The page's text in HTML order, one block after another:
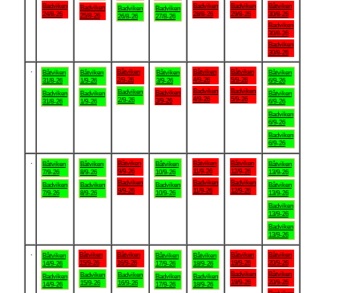
Badviken
24/8-26
Badviken
25/8-26
Badviken
26/8-26
Badviken
27/8-26
Badviken
28/8-26
Badviken
29/8-26
Båtviken
30/8-26
Badviken
30/8-26
Badviken
30/8-26
Båtviken
31/8-26
Badviken
31/8-26
Båtviken
1/9-26
Badviken
1/9-26
Båtviken
2/9-26
Badviken
2/9-26
Båtviken
3/9-26
Badviken
3/9-26
Båtviken
4/9-26
Badviken
4/9-26
Båtviken
5/9-26
Badviken
5/9-26
Båtviken
6/9-26
Båtviken
6/9-26
Badviken
6/9-26
Badviken
6/9-26
Båtviken
7/9-26
Badviken
7/9-26
Båtviken
8/9-26
Badviken
8/9-26
Båtviken
9/9-26
Badviken
9/9-26
Båtviken
10/9-26
Badviken
10/9-26
Båtviken
11/9-26
Badviken
11/9-26
Båtviken
12/9-26
Badviken
12/9-26
Båtviken
13/9-26
Båtviken
13/9-26
Badviken
13/9-26
Badviken
13/9-26
Båtviken
14/9-26
Badviken
14/9-26
Båtviken
15/9-26
Badviken
15/9-26
Båtviken
16/9-26
Badviken
16/9-26
Båtviken
17/9-26
Badviken
17/9-26
Båtviken
18/9-26
Badviken
18/9-26
Båtviken
19/9-26
Badviken
19/9-26
Båtviken
20/9-26
Båtviken
20/9-26